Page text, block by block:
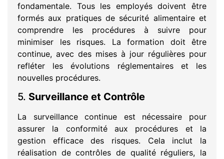
fondamentale. Tous les employés doivent être
formés aux pratiques de sécurité alimentaire et
comprendre les procédures à suivre pour
minimiser les risques. La formation doit être
continue, avec des mises à jour régulières pour
refléter les évolutions réglementaires et les
nouvelles procédures.
5. Surveillance et Contrôle
La surveillance continue est nécessaire pour
assurer la conformité aux procédures et la
gestion efficace des risques. Cela inclut la
réalisation de contrôles de qualité réguliers, la